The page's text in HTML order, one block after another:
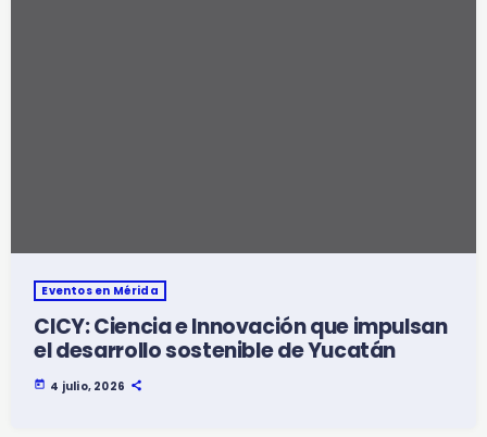
Eventos en Mérida
CICY: Ciencia e Innovación que impulsan
el desarrollo sostenible de Yucatán
today 4 julio, 2026